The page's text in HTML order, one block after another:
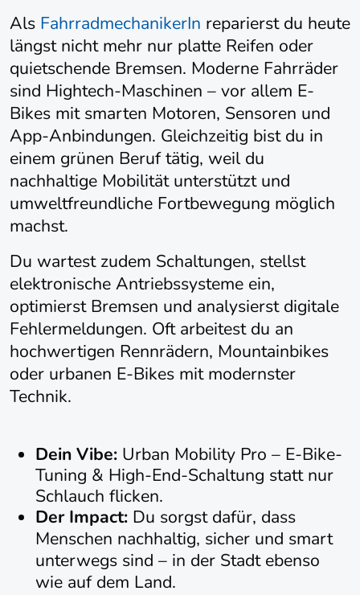
Als FahrradmechanikerIn reparierst du heute
längst nicht mehr nur platte Reifen oder
quietschende Bremsen. Moderne Fahrräder
sind Hightech-Maschinen – vor allem E-
Bikes mit smarten Motoren, Sensoren und
App-Anbindungen. Gleichzeitig bist du in
einem grünen Beruf tätig, weil du
nachhaltige Mobilität unterstützt und
umweltfreundliche Fortbewegung möglich
machst.
Du wartest zudem Schaltungen, stellst
elektronische Antriebssysteme ein,
optimierst Bremsen und analysierst digitale
Fehlermeldungen. Oft arbeitest du an
hochwertigen Rennrädern, Mountainbikes
oder urbanen E-Bikes mit modernster
Technik.
Dein Vibe: Urban Mobility Pro – E-Bike-
Tuning & High-End-Schaltung statt nur
Schlauch flicken.
Der Impact: Du sorgst dafür, dass
Menschen nachhaltig, sicher und smart
unterwegs sind – in der Stadt ebenso
wie auf dem Land.